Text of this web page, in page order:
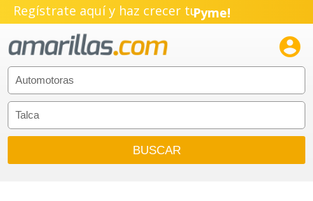
Regístrate aquí y haz crecer tuPyme!
Emprendimiento!
